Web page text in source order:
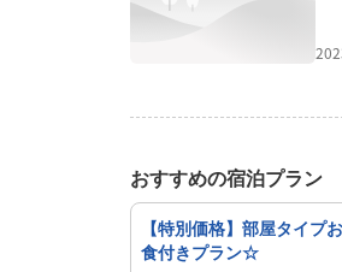
物
作
ま
おすすめの宿泊プラン
【特別価格】部屋タイ
食付きプラン☆